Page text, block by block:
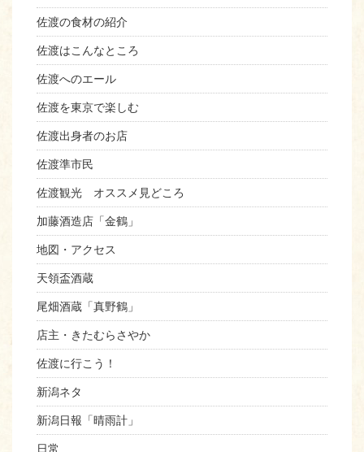
佐渡の食材の紹介
佐渡はこんなところ
佐渡へのエール
佐渡を東京で楽しむ
佐渡出身者のお店
佐渡準市民
佐渡観光 オススメ見どころ
加藤酒造店「金鶴」
地図・アクセス
天領盃酒蔵
尾畑酒蔵「真野鶴」
店主・きたむらさやか
佐渡に行こう！
新潟ネタ
新潟日報「晴雨計」
日常